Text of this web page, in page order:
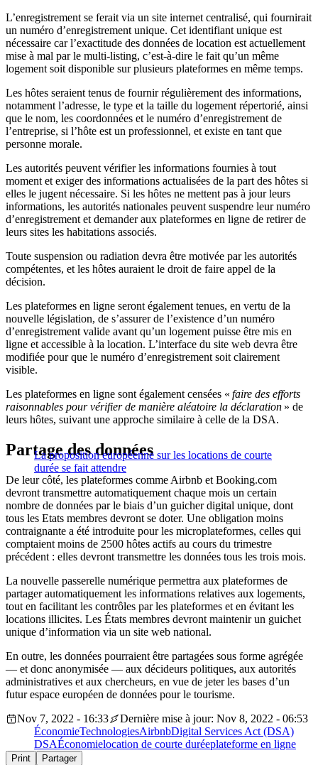
L’enregistrement se ferait via un site internet centralisé, qui fournirait
un numéro d’enregistrement unique. Cet identifiant unique est
nécessaire car l’exactitude des données de location est actuellement
mise à mal par le multi-listing, c’est-à-dire le fait qu’un même
logement soit disponible sur plusieurs plateformes en même temps.
Les hôtes seraient tenus de fournir régulièrement des informations,
notamment l’adresse, le type et la taille du logement répertorié, ainsi
que le nom, les coordonnées et le numéro d’enregistrement de
l’entreprise, si l’hôte est un professionnel, et existe en tant que
personne morale.
Les autorités peuvent vérifier les informations fournies à tout
moment et exiger des informations actualisées de la part des hôtes si
elles le jugent nécessaire. Si les hôtes ne mettent pas à jour leurs
informations, les autorités nationales peuvent suspendre leur numéro
d’enregistrement et demander aux plateformes en ligne de retirer de
leurs sites les habitations associés.
Toute suspension ou radiation devra être motivée par les autorités
compétentes, et les hôtes auraient le droit de faire appel de la
décision.
Les plateformes en ligne seront également tenues, en vertu de la
nouvelle législation, de s’assurer de l’existence d’un numéro
d’enregistrement valide avant qu’un logement puisse être mis en
ligne et accessible à la location. L’interface du site web devra être
modifiée pour que le numéro d’enregistrement soit clairement
visible.
Les plateformes en ligne sont également censées « faire des efforts
raisonnables pour vérifier de manière aléatoire la déclaration » de
leurs hôtes, suivant une approche similaire à celle de la DSA.
La proposition européenne sur les locations de courte
durée se fait attendre
Partage des données
De leur côté, les plateformes comme Airbnb et Booking.com
devront transmettre automatiquement chaque mois un certain
nombre de données par le biais d’un guicher digital unique, dont
tous les Etats membres devront se doter. Une obligation moins
contraignante a été introduite pour les microplateformes, celles qui
comptaient moins de 2500 hôtes actifs au cours du trimestre
précédent : elles devront transmettre les données tous les trois mois.
La nouvelle passerelle numérique permettra aux plateformes de
partager automatiquement les informations relatives aux logements,
tout en facilitant les contrôles par les plateformes et en évitant les
locations illicites. Les États membres devront maintenir un guichet
unique d’information via un site web national.
En outre, les données pourraient être partagées sous forme agrégée
— et donc anonymisée — aux décideurs politiques, aux autorités
administratives et aux chercheurs, en vue de jeter les bases d’un
futur espace européen de données pour le tourisme.
Nov 7, 2022 - 16:33
Dernière mise à jour: Nov 8, 2022 - 06:53
ÉconomieTechnologiesAirbnbDigital Services Act (DSA)
DSAÉconomielocation de courte duréeplateforme en ligne
Print Partager